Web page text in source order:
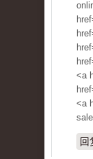
<a
<a
回